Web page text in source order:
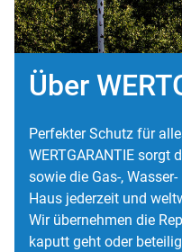
Über
Perfekter Schutz für
WERTGARANTIE sorgt
sowie die Gas-,
Haus jederzeit und
Wir übernehmen die
kaputt geht oder